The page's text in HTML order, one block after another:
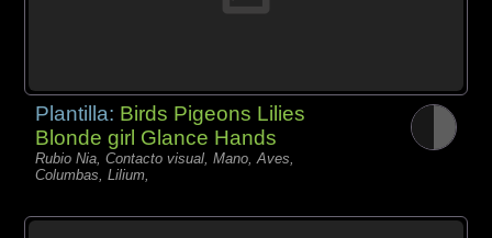
Plantilla: Birds Pigeons Lilies
Blonde girl Glance Hands
Rubio Nia, Contacto visual, Mano, Aves,
Columbas, Lilium,